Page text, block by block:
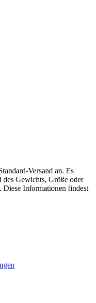
Versand an. Es
Gewichts, Größe oder
Diese Informationen findest